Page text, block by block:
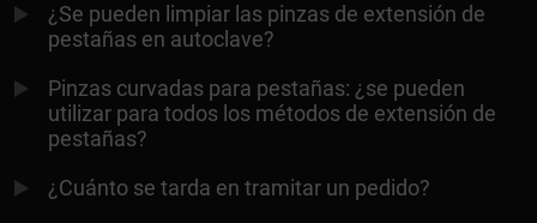
¿Se pueden limpiar las pinzas de extensión de
pestañas en autoclave?
Pinzas curvadas para pestañas: ¿se pueden
utilizar para todos los métodos de extensión de
pestañas?
¿Cuánto se tarda en tramitar un pedido?